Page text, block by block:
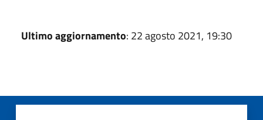
Ultimo aggiornamento: 22 agosto 2021, 19:30